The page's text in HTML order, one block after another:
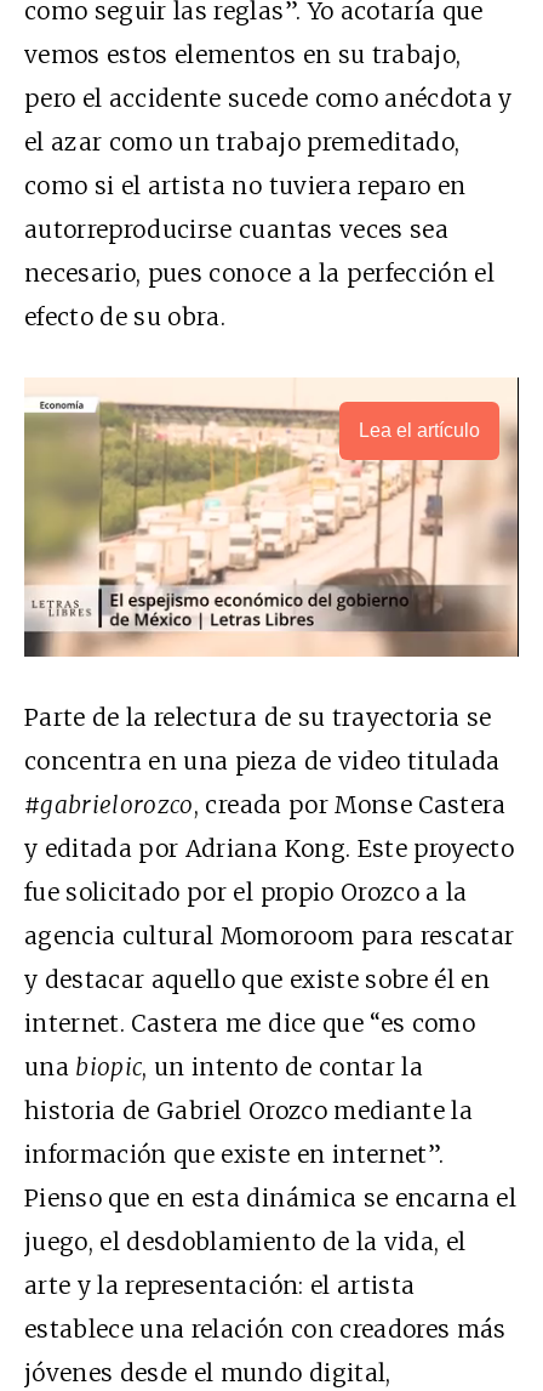
como seguir las reglas”. Yo acotaría que
vemos estos elementos en su trabajo,
pero el accidente sucede como anécdota y
el azar como un trabajo premeditado,
como si el artista no tuviera reparo en
autorreproducirse cuantas veces sea
necesario, pues conoce a la perfección el
efecto de su obra.
Lea el artículo
Parte de la relectura de su trayectoria se
concentra en una pieza de video titulada
#gabrielorozco, creada por Monse Castera
y editada por Adriana Kong. Este proyecto
fue solicitado por el propio Orozco a la
agencia cultural Momoroom para rescatar
y destacar aquello que existe sobre él en
internet. Castera me dice que “es como
una biopic, un intento de contar la
historia de Gabriel Orozco mediante la
información que existe en internet”.
Pienso que en esta dinámica se encarna el
juego, el desdoblamiento de la vida, el
arte y la representación: el artista
establece una relación con creadores más
jóvenes desde el mundo digital,